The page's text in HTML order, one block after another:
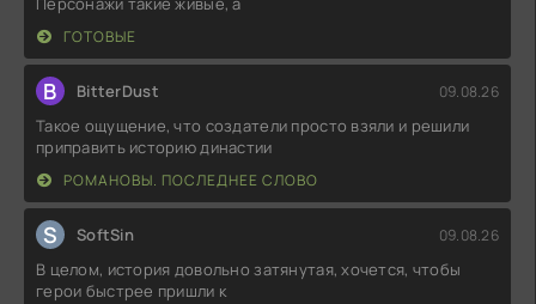
ГОТОВЫЕ
B BitterDust 09.08.26
Такое ощущение, что создатели просто взяли и решили
приправить историю династии
РОМАНОВЫ. ПОСЛЕДНЕЕ СЛОВО
S SoftSin 09.08.26
В целом, история довольно затянутая, хочется, чтобы
герои быстрее пришли к